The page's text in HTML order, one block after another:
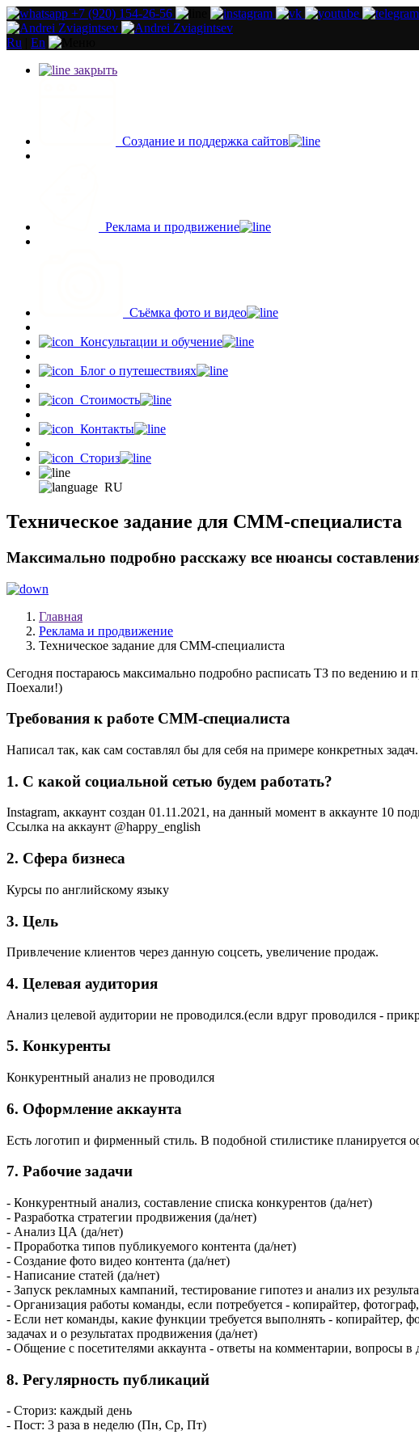
+7 (920) 154-26-56
Ru
En
закрыть
Создание и поддержка сайтов
Реклама и продвижение
Съёмка фото и видео
Консультации и обучение
Блог о путешествиях
Стоимость
Контакты
Сториз
RU
Техническое задание для СММ-специалиста
Максимально подробно расскажу все нюансы
Главная
Реклама и продвижение
Техническое задание для СММ-специалиста
Сегодня постараюсь максимально подробно расписать ТЗ по ведению
Поехали!)
Требования к работе СММ-специалиста
Написал так, как сам составлял бы для себя на примере конкретных задач.
1. С какой социальной сетью будем работать?
Instagram, аккаунт создан 01.11.2021, на данный момент в аккаунте 10
Ссылка на аккаунт @happy_english
2. Сфера бизнеса
Курсы по английскому языку
3. Цель
Привлечение клиентов через данную соцсеть, увеличение продаж.
4. Целевая аудитория
Анализ целевой аудитории не проводился.(если вдруг проводился -
5. Конкуренты
Конкурентный анализ не проводился
6. Оформление аккаунта
Есть логотип и фирменный стиль. В подобной стилистике планируется
7. Рабочие задачи
- Конкурентный анализ, составление списка конкурентов (да/нет)
- Разработка стратегии продвижения (да/нет)
- Анализ ЦА (да/нет)
- Проработка типов публикуемого контента (да/нет)
- Создание фото видео контента (да/нет)
- Написание статей (да/нет)
- Запуск рекламных кампаний, тестирование гипотез и анализ их
- Организация работы команды, если потребуется - копирайтер,
- Если нет команды, какие функции требуется выполнять - копирайтер,
задачах и о результатах продвижения (да/нет)
- Общение с посетителями аккаунта - ответы на комментарии, вопросы в
8. Регулярность публикаций
- Сториз: каждый день
- Пост: 3 раза в неделю (Пн, Ср, Пт)